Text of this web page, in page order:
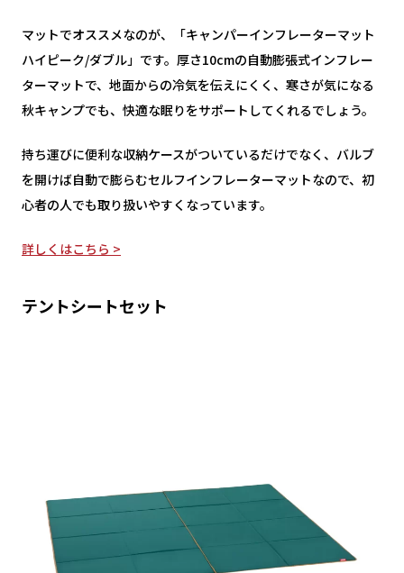
マットでオススメなのが、「キャンパーインフレーターマット
ハイピーク/ダブル」です。厚さ10cmの自動膨張式インフレー
ターマットで、地面からの冷気を伝えにくく、寒さが気になる
秋キャンプでも、快適な眠りをサポートしてくれるでしょう。
持ち運びに便利な収納ケースがついているだけでなく、バルブ
を開けば自動で膨らむセルフインフレーターマットなので、初
心者の人でも取り扱いやすくなっています。
詳しくはこちら >
テントシートセット